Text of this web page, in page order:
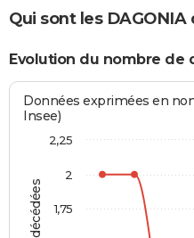
Qui sont les
Evolution du nombre de
Données exprimées en
Insee)
1,75
2
2,25